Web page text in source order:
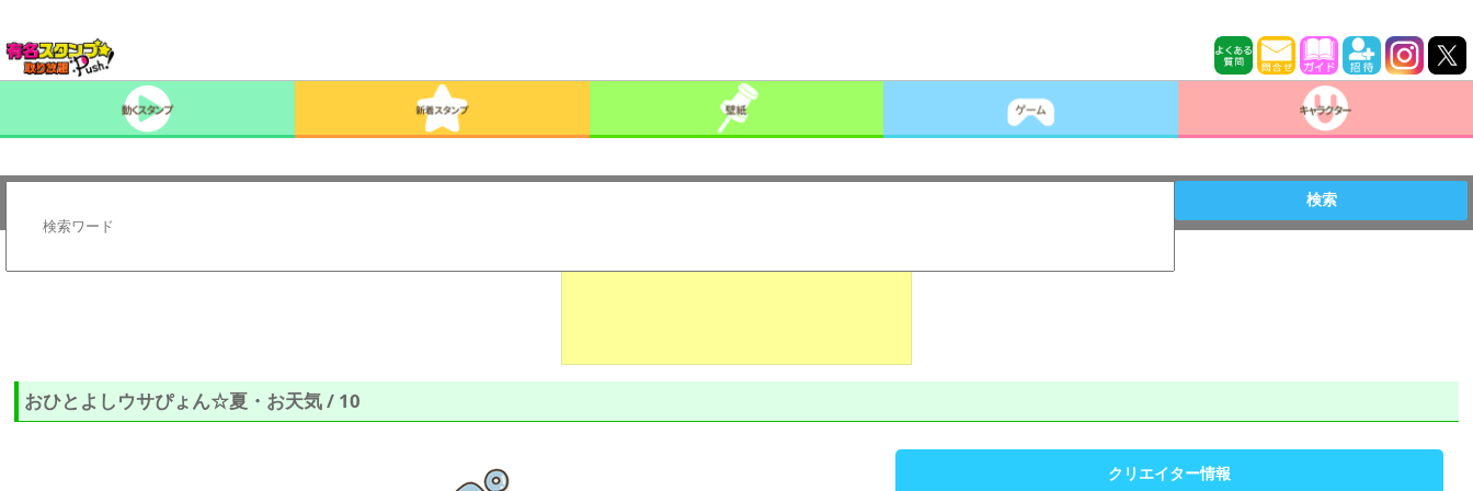
検索
おひとよしウサぴょん☆夏・お天気 / 10
クリエイター情報